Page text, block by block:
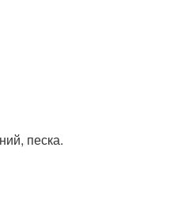
песка.